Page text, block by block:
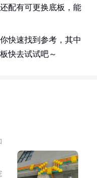
配有可更换底板，能
快速找到参考，其中
快去试试吧～